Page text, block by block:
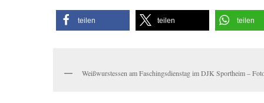
teilen teilen teilen
Weißwurstessen am Faschingsdienstag im DJK Sportheim –